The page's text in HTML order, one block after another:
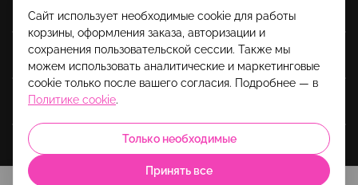
Категории
Помощь
Информация
Сайт использует необходимые cookie для работы
корзины, оформления заказа, авторизации и
сохранения пользовательской сессии. Также мы
можем использовать аналитические и маркетинговые
cookie только после вашего согласия. Подробнее — в
Политике cookie.
Только необходимые
Принять все